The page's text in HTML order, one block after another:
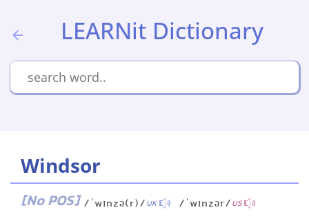
LEARNit Dictionary
Windsor
[No POS] /ˈwɪnzə(r)/UK /ˈwɪnzər/US